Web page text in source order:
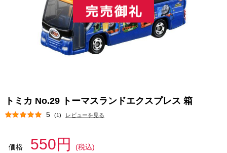
トミカ No.29 トーマスランドエクスプレス 箱
5 (1) レビューを見る
価格 550円
(税込)